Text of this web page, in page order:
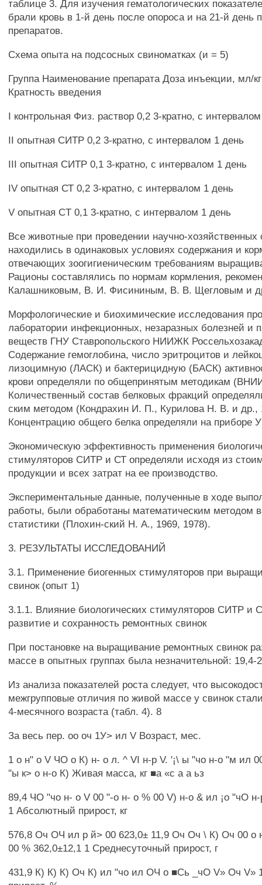
таблице 3. Для изучения гематологических
брали кровь в 1-й день после опороса и на 21-й день
препаратов.
Схема опыта на подсосных свиноматках (и = 5)
Группа Наименование препарата Доза инъекции, мл/
Кратность введения
I контрольная Физ. раствор 0,2 3-кратно, с
II опытная СИТР 0,2 3-кратно, с интервалом 1 день
III опытная СИТР 0,1 3-кратно, с интервалом 1 день
IV опытная СТ 0,2 3-кратно, с интервалом 1 день
V опытная CT 0,1 3-кратно, с интервалом 1 день
Все животные при проведении научно-хозяйственных
находились в одинаковых условиях содержания и
отвечающих зоогигиеническим требованиям
Рационы составлялись по нормам кормления,
Калашниковым, В. И. Фисининым, В. В. Щегловым и
Морфологические и биохимические исследования
лаборатории инфекционных, незаразных болезней и
веществ ГНУ Ставропольского НИИЖК
Содержание гемоглобина, число эритроцитов и
лизоцимную (ЛАСК) и бактерицидную (БАСК)
крови определяли по общепринятым методикам
Количественный состав белковых фракций
ским методом (Кондрахин И. П., Курилова Н. В. и др.,
Концентрацию общего белка определяли на приборе
Экономическую эффективность применения
стимуляторов СИТР и СТ определяли исходя из
продукции и всех затрат на ее производство.
Экспериментальные данные, полученные в ходе
работы, были обработаны математическим методом
статистики (Плохин-ский Н. А., 1969, 1978).
3. РЕЗУЛЬТАТЫ ИССЛЕДОВАНИЙ
3.1. Применение биогенных стимуляторов при
свинок (опыт 1)
3.1.1. Влияние биологических стимуляторов СИТР и
развитие и сохранность ремонтных свинок
При постановке на выращивание ремонтных свинок
массе в опытных группах была незначительной: 19,4-
Из анализа показателей роста следует, что
межгрупповые отличия по живой массе у свинок
4-месячного возраста (табл. 4). 8
За весь пер. оо оч 1У> ил V Возраст, мес.
1 о н" о V ЧО о К) н- о л. ^ VI н-р V. '¡\ ы "чо н-о "м ил
"ы к> о н-о К) Живая масса, кг ■а «с а а ьз
89,4 ЧО "чо н- о V 00 "-о н- о % 00 V) н-о & ил ¡о "чО
1 Абсолютный прирост, кг
576,8 Оч ОЧ ил р й> 00 623,0± 11,9 Оч Оч \ К) Оч 00 о
00 % 362,0±12,1 1 Среднесуточный прирост, г
431,9 К) К) К) Оч К) ил "чо ил ОЧ о ■Сь _чО V» Оч V»